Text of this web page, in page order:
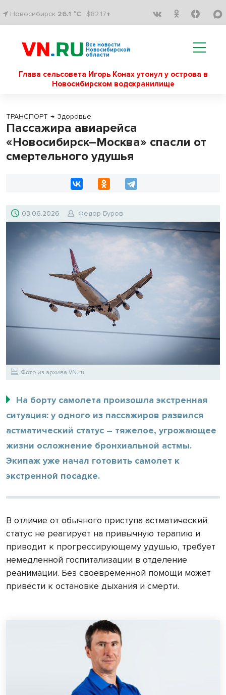
Новосибирск 26.1 °C $82.17↑
Все новости
Новосибирской
области
Глава сельсовета Игорь Конах утонул у острова в
Новосибирском водохранилище
ТРАНСПОРТ → Здоровье
Пассажира авиарейса
«Новосибирск–Москва» спасли от
смертельного удушья
03.06.2026 Федор Буров
Фото из архива VN.ru
На борту самолета произошла экстренная
ситуация: у одного из пассажиров развился
астматический статус – тяжелое, угрожающее
жизни осложнение бронхиальной астмы.
Экипаж уже начал готовить самолет к
экстренной посадке.
В отличие от обычного приступа астматический
статус не реагирует на привычную терапию и
приводит к прогрессирующему удушью, требует
немедленной госпитализации в отделение
реанимации. Без своевременной помощи может
привести к остановке дыхания и смерти.